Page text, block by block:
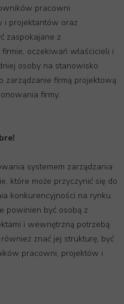
pracowni
i projektantów oraz
zaspokajane z
oczekiwań właścicieli i
osoby na stanowisko
zarządzanie firmą projektową
firmy.
systemem zarządzania
które może przyczynić się do
konkurencyjności na rynku.
powinien być osobą z
i wewnętrzną potrzebą
znać jej strukturę, być
pracowni, projektów i